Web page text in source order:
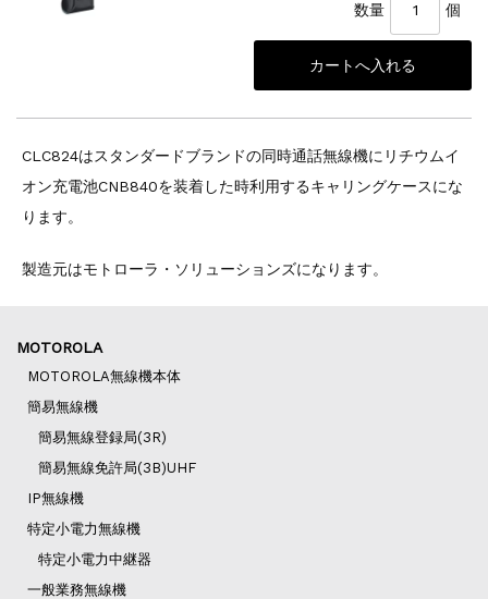
数量 個
CLC824はスタンダードブランドの同時通話無線機にリチウムイ
オン充電池CNB840を装着した時利用するキャリングケースにな
ります。
製造元はモトローラ・ソリューションズになります。
MOTOROLA
MOTOROLA無線機本体
簡易無線機
簡易無線登録局(3R)
簡易無線免許局(3B)UHF
IP無線機
特定小電力無線機
特定小電力中継器
一般業務無線機